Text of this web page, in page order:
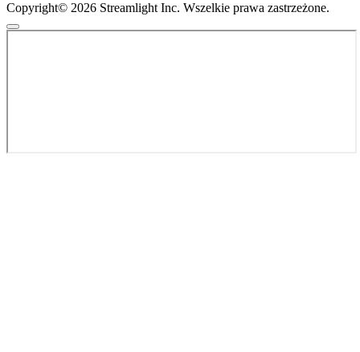
Copyright© 2026 Streamlight Inc. Wszelkie prawa zastrzeżone.